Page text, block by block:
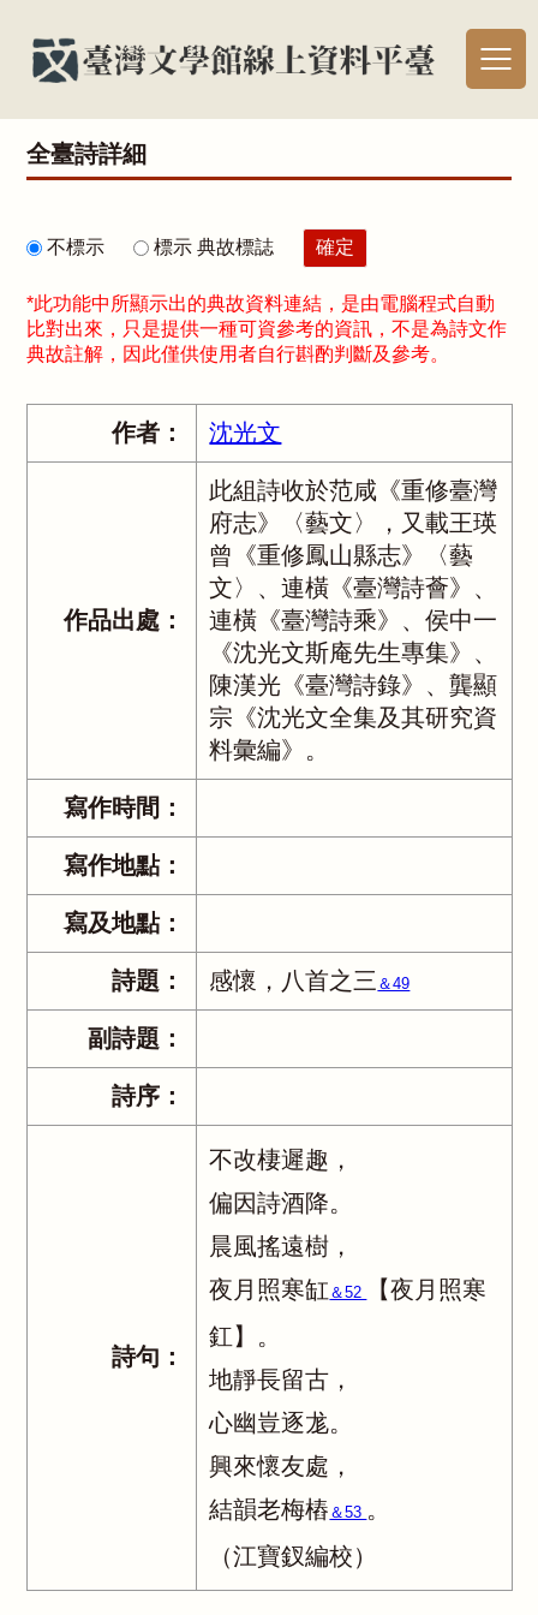
全臺詩詳細
不標示 標示 典故標誌
*此功能中所顯示出的典故資料連結，是由電腦程式自動
比對出來，只是提供一種可資參考的資訊，不是為詩文作
典故註解，因此僅供使用者自行斟酌判斷及參考。
作者： 沈光文
作品出處：
此組詩收於范咸《重修臺灣
府志》〈藝文〉，又載王瑛
曾《重修鳳山縣志》〈藝
文〉、連橫《臺灣詩薈》、
連橫《臺灣詩乘》、侯中一
《沈光文斯庵先生專集》、
陳漢光《臺灣詩錄》、龔顯
宗《沈光文全集及其研究資
料彙編》。
寫作時間：
寫作地點：
寫及地點：
詩題： 感懷，八首之三 ＆49
副詩題：
詩序：
詩句：
不改棲遲趣，
偏因詩酒降。
晨風搖遠樹，
夜月照寒缸 ＆52
【夜月照寒
釭】。
地靜長留古，
心幽豈逐尨。
興來懷友處，
結韻老梅樁 ＆53 。
（江寶釵編校）